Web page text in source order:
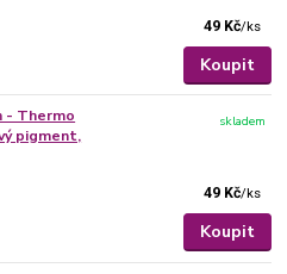
49 Kč/ks
Koupit
- Thermo
pigment,
49 Kč/ks
skladem
Koupit